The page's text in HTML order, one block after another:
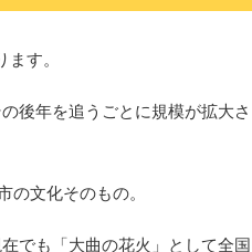
す。
後年を追うごとに規模が拡大さ
文化そのもの。
でも「大曲の花火」として全国